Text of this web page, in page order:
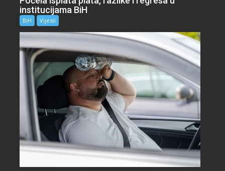
institucijama BiH
BiH Vijesti